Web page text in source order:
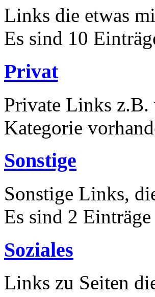
Links die etwas
Es sind 10
Privat
Private Links z.B.
Kategorie
Sonstige
Sonstige Links,
Es sind 2
Soziales
Links zu Seiten